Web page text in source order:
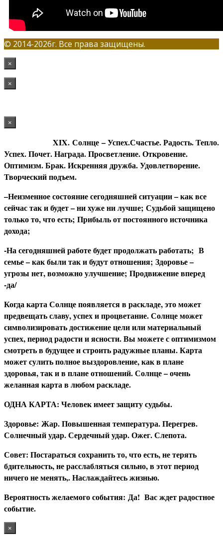
© 2014-2026г. Все права защищены.
×
×
×
XIX. Солнце – Успех.Счастье. Радость. Тепло.
Успех. Почет. Награда. Просветление. Откровение.
Оптимизм. Брак. Искренняя дружба. Удовлетворение.
Творческий подъем.
–Неизменное состояние сегодняшней ситуации – как все
сейчас так и будет – ни хуже ни лучше; Судьбой защищено
только то, что есть; Прибыль от постоянного источника
дохода;
-На сегодняшней работе будет продолжать работать; В
семье – как были так и будут отношения; Здоровье –
угрозы нет, возможно улучшение; Продвижение вперед
-да/
Когда карта Солнце появляется в раскладе, это может
предвещать славу, успех и процветание. Солнце может
символизировать достижение цели или материальный
успех, период радости и ясности. Вы можете с оптимизмом
смотреть в будущее и строить радужные планы. Карта
может сулить полное выздоровление, как в плане
здоровья, так и в плане отношений. Солнце – очень
желанная карта в любом раскладе.
ОДНА КАРТА: Человек имеет защиту судьбы.
Здоровье: Жар. Повышенная температура. Перегрев.
Солнечный удар. Сердечный удар. Ожег. Слепота.
Совет: Постараться сохранить то, что есть, не терять
бдительность, не расслабляться сильно, в этот период
ничего не менять,. Наслаждайтесь жизнью.
Вероятность желаемого события: Да! Вас ждет радостное
событие.
×